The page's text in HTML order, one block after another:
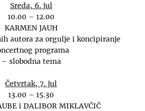
Sreda, 6. jul
10.00 – 12.00
KARMEN JAUH
autora za orgulje i koncipiranje
programa
– slobodna tema
Četvrtak, 7. jul
13.00 – 15.30
i DALIBOR MIKLAVČIČ